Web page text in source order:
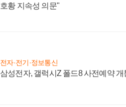
호황 지속성 의문"
전자·전기·정보통신
삼성전자, 갤럭시Z 폴드8 사전예약